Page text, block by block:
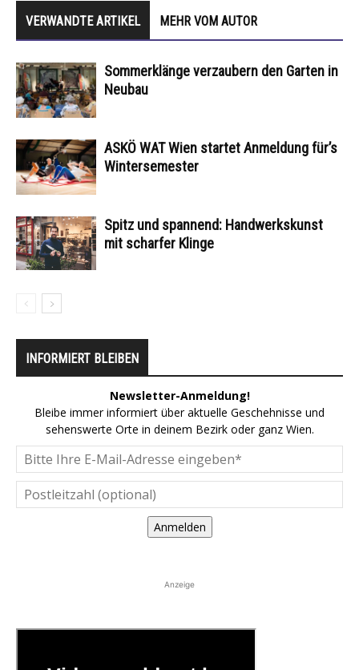
VERWANDTE ARTIKEL MEHR VOM AUTOR
Sommerklänge verzaubern den Garten in
Neubau
ASKÖ WAT Wien startet Anmeldung für’s
Wintersemester
Spitz und spannend: Handwerkskunst
mit scharfer Klinge
INFORMIERT BLEIBEN
Newsletter-Anmeldung!
Bleibe immer informiert über aktuelle Geschehnisse und
sehenswerte Orte in deinem Bezirk oder ganz Wien.
Anmelden
Anzeige